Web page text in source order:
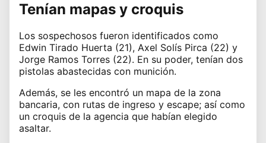
Tenían mapas y croquis
Los sospechosos fueron identificados como
Edwin Tirado Huerta (21), Axel Solís Pirca (22) y
Jorge Ramos Torres (22). En su poder, tenían dos
pistolas abastecidas con munición.
Además, se les encontró un mapa de la zona
bancaria, con rutas de ingreso y escape; así como
un croquis de la agencia que habían elegido
asaltar.